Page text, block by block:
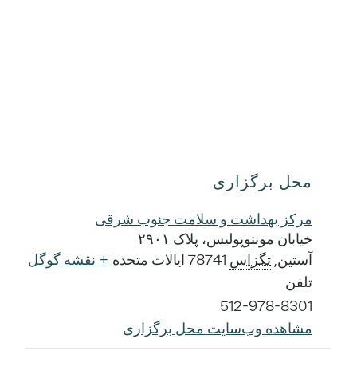
محل برگزاری
مرکز بهداشت و سلامت جنوب شرقی
خیابان مونتوپولیس، پلاک ۲۹۰۱
آستین, تگزاس 78741 ایالات متحده + نقشه گوگل
تلفن
512-978-8301
مشاهده وب‌سایت محل برگزاری